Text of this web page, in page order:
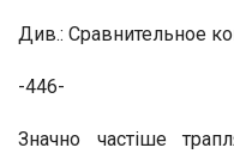
Див.: Сравнительное
-446-
Значно частіше